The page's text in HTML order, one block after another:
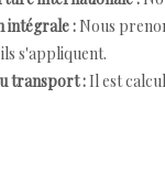
intégrale : Nous
s'appliquent.
transport : Il est